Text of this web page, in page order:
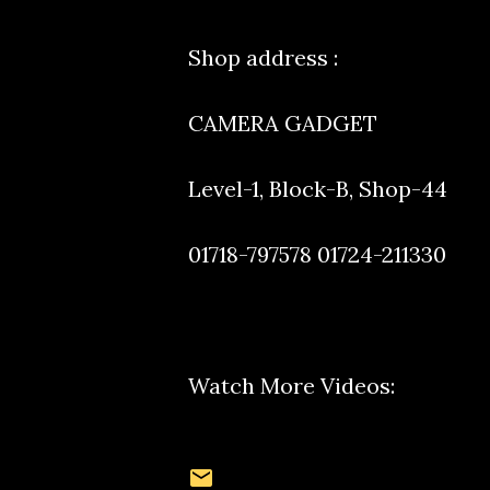
Shop address :
CAMERA GADGET
Level-1, Block-B, Shop-44
01718-797578 01724-211330
Watch More Videos: